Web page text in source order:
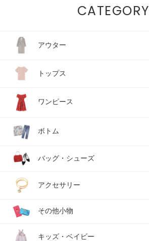
CATEGORY
アウター
トップス
ワンピース
ボトム
バッグ・シューズ
アクセサリー
その他小物
キッズ・ベイビー